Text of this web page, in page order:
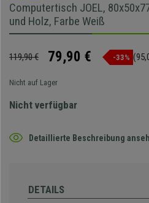
Computertisch JOEL,
und Holz, Farbe Weiß
119,90 € 79,90 € -33%
Nicht auf Lager
Nicht verfügbar
Detaillierte Beschreibung
DETAILS